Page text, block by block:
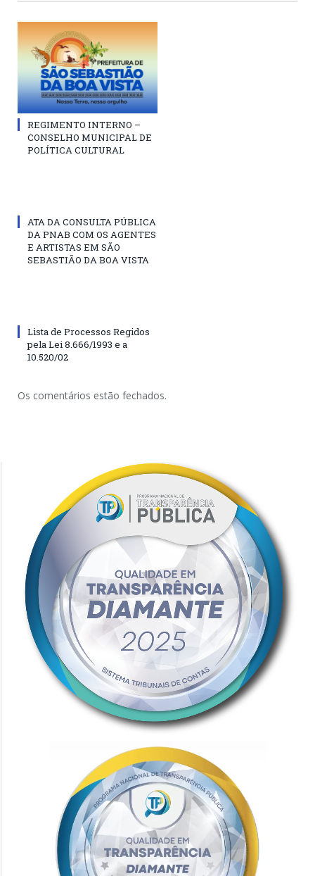
REGIMENTO INTERNO –
CONSELHO MUNICIPAL DE
POLÍTICA CULTURAL
ATA DA CONSULTA PÚBLICA
DA PNAB COM OS AGENTES
E ARTISTAS EM SÃO
SEBASTIÃO DA BOA VISTA
Lista de Processos Regidos
pela Lei 8.666/1993 e a
10.520/02
Os comentários estão fechados.